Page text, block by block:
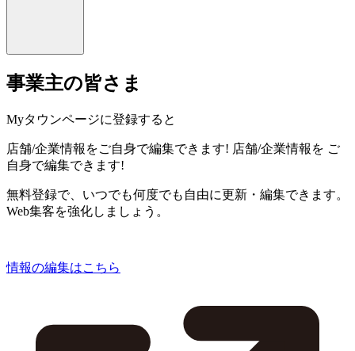
事業主の皆さま
Myタウンページに登録すると
店舗/企業情報をご自身で編集できます! 店舗/企業情報を ご
自身で編集できます!
無料登録で、いつでも何度でも自由に更新・編集できます。
Web集客を強化しましょう。
情報の編集はこちら